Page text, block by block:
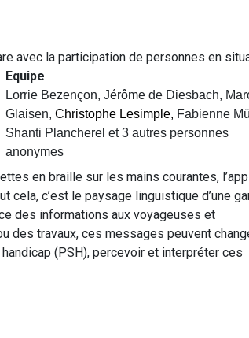
avec la participation de personnes en
Equipe
Lorrie Bezençon, Jérôme de Diesbach,
Glaisen,Christophe Lesimple, Fabienne
Shanti Plancherel et 3 autres personnes
anonymes
en braille sur les mains courantes,
cela, c’est le paysage linguistique d’une
des informations aux voyageuses et
des travaux, ces messages peuvent
(PSH), percevoir et interpréter ces